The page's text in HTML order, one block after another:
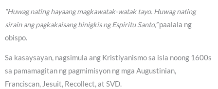
“Huwag nating hayaang magkawatak-watak tayo. Huwag nating
sirain ang pagkakaisang binigkis ng Espiritu Santo,”paalala ng
obispo.
Sa kasaysayan, nagsimula ang Kristiyanismo sa isla noong 1600s
sa pamamagitan ng pagmimisyon ng mga Augustinian,
Franciscan, Jesuit, Recollect, at SVD.